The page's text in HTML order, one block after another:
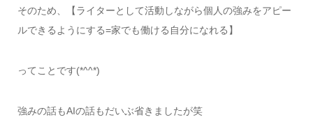
そのため、【ライターとして活動しながら個人の強みをアピー
ルできるようにする=家でも働ける自分になれる】
ってことです(*^^*)
強みの話もAIの話もだいぶ省きましたが笑